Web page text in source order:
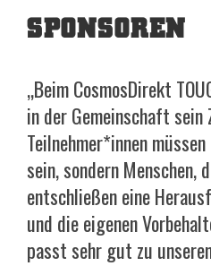
SPONSOREN
„Beim CosmosDirekt
in der Gemeinschaft sein
Teilnehmer*innen
sein, sondern Menschen,
entschließen eine
und die eigenen
passt sehr gut zu